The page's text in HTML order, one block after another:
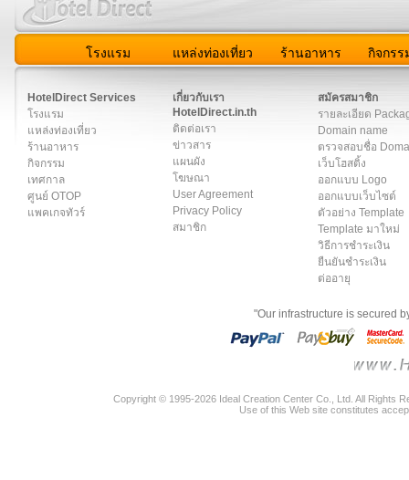
โรงแรม แหล่งท่องเที่ยว ร้านอาหาร กิจกรร
HotelDirect Services
โรงแรม
แหล่งท่องเที่ยว
ร้านอาหาร
กิจกรรม
เทศกาล
ศูนย์ OTOP
แพคเกจทัวร์
เกี่ยวกับเรา
HotelDirect.in.th
ติดต่อเรา
ข่าวสาร
แผนผัง
โฆษณา
User Agreement
Privacy Policy
สมาชิก
สมัครสมาชิก
รายละเอียด
Domain name
ตรวจสอบชื่อ
เว็บโฮสติ้ง
ออกแบบ Logo
ออกแบบเว็บไซต์
ตัวอย่าง Template
Template มาใหม่
วิธีการชำระเงิน
ยืนยันชำระเงิน
ต่ออายุ
"Our infrastructure is secured
Copyright © 1995-2026 Ideal Creation Center Co., Ltd. All Rights
Use of this Web site constitutes